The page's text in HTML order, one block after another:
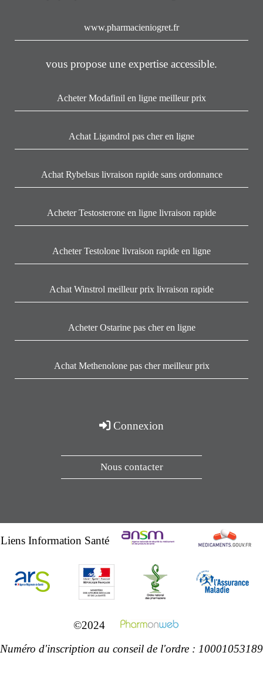
www.pharmacieniogret.fr
vous propose une expertise accessible.
Acheter Modafinil en ligne meilleur prix
Achat Ligandrol pas cher en ligne
Achat Rybelsus livraison rapide sans ordonnance
Acheter Testosterone en ligne livraison rapide
Acheter Testolone livraison rapide en ligne
Achat Winstrol meilleur prix livraison rapide
Acheter Ostarine pas cher en ligne
Achat Methenolone pas cher meilleur prix
Connexion
Nous contacter
Liens Information Santé
©2024
Numéro d'inscription au conseil de l'ordre : 10001053189